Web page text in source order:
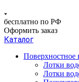
бесплатно по РФ
Оформить заказ
Каталог
Поверхностное
Лотки
Лотки